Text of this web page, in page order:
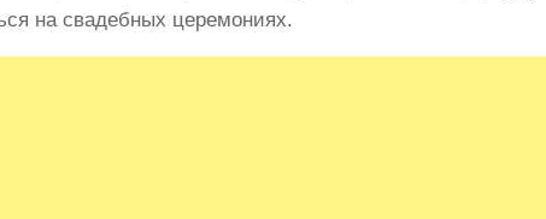
на свадебных церемониях.